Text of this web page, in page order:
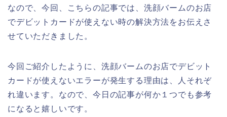
なので、今回、こちらの記事では、洗顔バームのお店
でデビットカードが使えない時の解決方法をお伝えさ
せていただきました。
今回ご紹介したように、洗顔バームのお店でデビット
カードが使えないエラーが発生する理由は、人それぞ
れ違います。なので、今日の記事が何か１つでも参考
になると嬉しいです。